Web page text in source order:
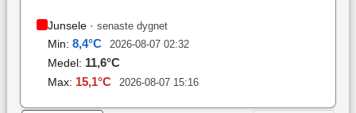
Junsele· senaste dygnet
Min: 8,4°C 2026-08-07 02:32
Medel: 11,6°C
Max: 15,1°C 2026-08-07 15:16